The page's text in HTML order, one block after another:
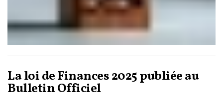
La loi de Finances 2025 publiée au
Bulletin Officiel